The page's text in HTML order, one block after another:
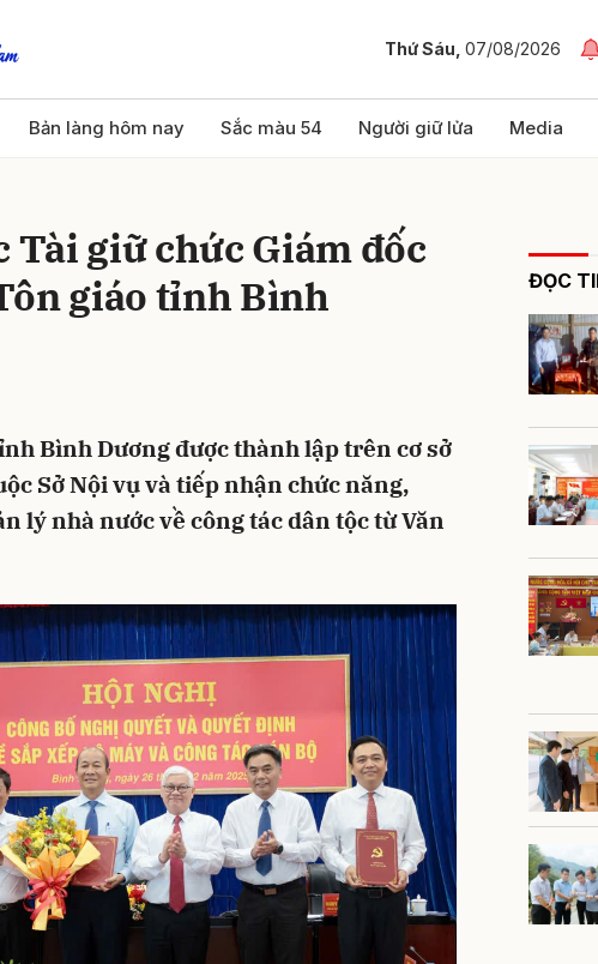
Thứ Sáu, 07/08/2026
Bản làng hôm nay Sắc màu 54 Người giữ lửa Media
giữ chức Giám đốc
giáo tỉnh Bình
Bình Dương được thành lập trên cơ sở
Sở Nội vụ và tiếp nhận chức năng,
lý nhà nước về công tác dân tộc từ Văn
ĐỌC
bình luận
Gửi